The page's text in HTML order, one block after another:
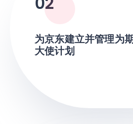
为京东建立并管理为
大使计划